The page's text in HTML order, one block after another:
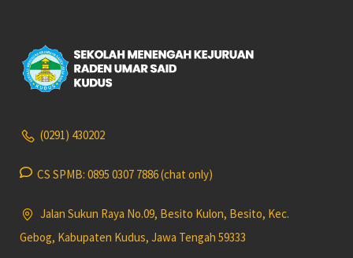
(0291) 430202
CS SPMB: 0895 0307 7886 (chat only)
Jalan Sukun Raya No.09, Besito Kulon, Besito, Kec.
Gebog, Kabupaten Kudus, Jawa Tengah 59333